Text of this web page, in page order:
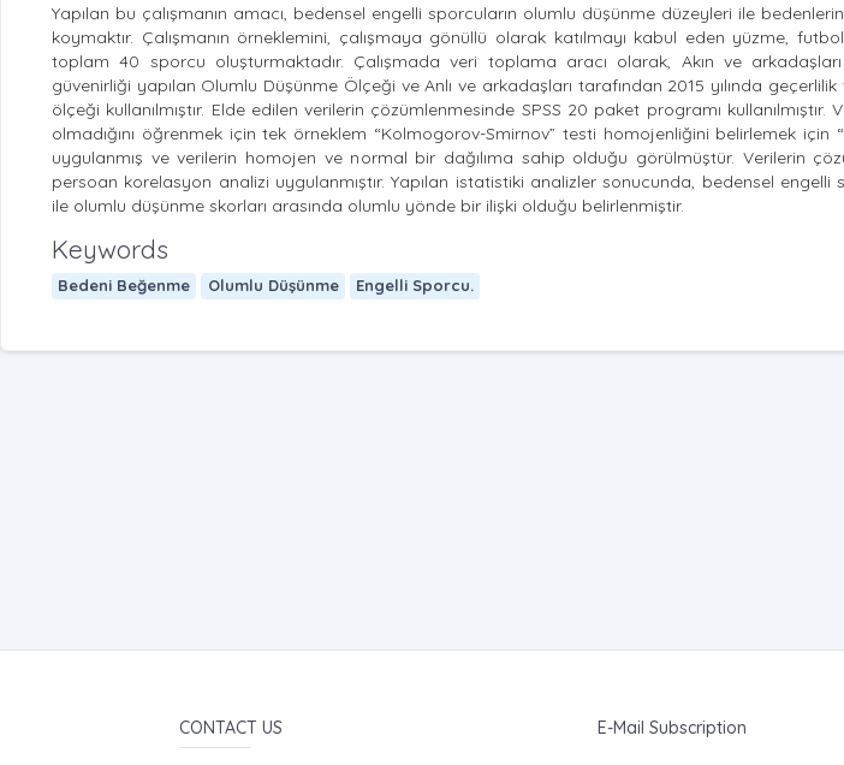
Yapılan bu çalışmanın amacı, bedensel engelli sporcuların olumlu düşünme düzeyleri ile
koymaktır. Çalışmanın örneklemini, çalışmaya gönüllü olarak katılmayı kabul eden yüzme,
toplam 40 sporcu oluşturmaktadır. Çalışmada veri toplama aracı olarak, Akın ve
güvenirliği yapılan Olumlu Düşünme Ölçeği ve Anlı ve arkadaşları tarafından 2015 yılında
ölçeği kullanılmıştır. Elde edilen verilerin çözümlenmesinde SPSS 20 paket programı
olmadığını öğrenmek için tek örneklem “Kolmogorov-Smirnov” testi homojenliğini belirlemek
uygulanmış ve verilerin homojen ve normal bir dağılıma sahip olduğu görülmüştür. Verilerin
persoan korelasyon analizi uygulanmıştır. Yapılan istatistiki analizler sonucunda, bedensel engelli
ile olumlu düşünme skorları arasında olumlu yönde bir ilişki olduğu belirlenmiştir.
Keywords
Bedeni Beğenme Olumlu Düşünme Engelli Sporcu.
CONTACT US E-Mail Subscription